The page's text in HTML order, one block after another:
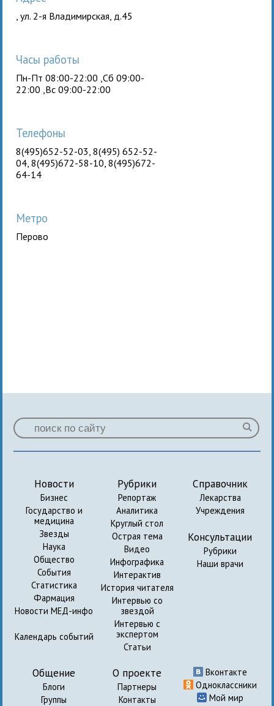
, ул. 2-я Владимирская, д.45
Часы работы
Пн-Пт 08:00-22:00 ,Сб 09:00-
22:00 ,Вс 09:00-22:00
Телефоны
8(495)652-52-03, 8(495) 652-52-
04, 8(495)672-58-10, 8(495)672-
64-14
Метро
Перово
Новости
Бизнес
Государство и
медицина
Звезды
Наука
Общество
События
Статистика
Фармация
Новости МЕД-инфо
Календарь событий
Рубрики
Репортаж
Аналитика
Круглый стол
Острая тема
Видео
Инфографика
Интерактив
История читателя
Интервью со
звездой
Интервью с
экспертом
Статьи
Справочник
Лекарства
Учреждения
Консультации
Рубрики
Наши врачи
Общение
Блоги
Группы
О проекте
Партнеры
Контакты
Вконтакте
Одноклассники
Мой мир